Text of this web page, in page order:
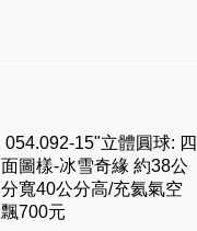
054.092-15"立體圓球: 四
面圖樣-冰雪奇緣 約38公
分寬40公分高/充氦氣空
飄700元